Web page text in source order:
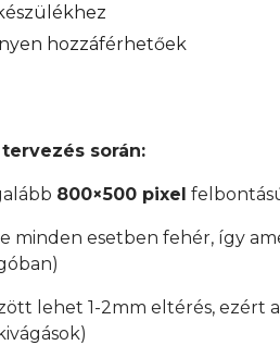
hozzáférhetőek
során:
800×500 pixel
minden esetben fehér, így
lehet 1-2mm eltérés, ezért